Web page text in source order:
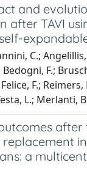
and
after TAVI
C.;
Bedogni, F.;
F.; Reimers,
L.; Merlanti,
in
a